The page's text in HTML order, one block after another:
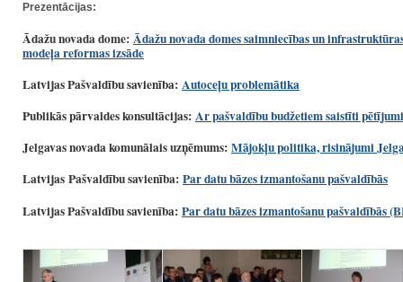
Prezentācijas:
Ādažu novada dome: Ādažu novada domes saimniecības un
modeļa reformas izsāde
Latvijas Pašvaldību savienība: Autoceļu problemātika
Publikās pārvaldes konsultācijas: Ar pašvaldību budžetiem saistīti pētījumi
Jelgavas novada komunālais uzņēmums: Mājokļu politika, risinājumi
Latvijas Pašvaldību savienība: Par datu bāzes izmantošanu pašvaldībās
Latvijas Pašvaldību savienība: Par datu bāzes izmantošanu pašvaldībās